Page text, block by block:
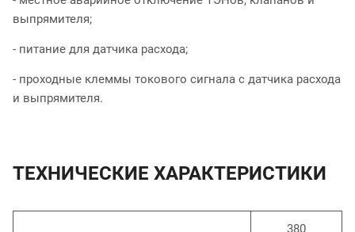
выпрямителя;
- питание для датчика расхода;
- проходные клеммы токового сигнала с датчика расхода
и выпрямителя.
ТЕХНИЧЕСКИЕ ХАРАКТЕРИСТИКИ
380